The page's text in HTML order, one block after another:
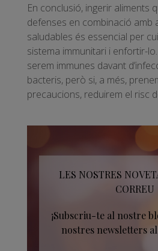
En conclusió, ingerir aliments
defenses en combinació amb
saludables és essencial per
sistema immunitari i enfortir-
serem immunes davant
bacteris, però si, a més,
precaucions, reduirem el risc
LES NOSTRES
CORREU
¡Subscriu-te al nostre
nostres newsletters